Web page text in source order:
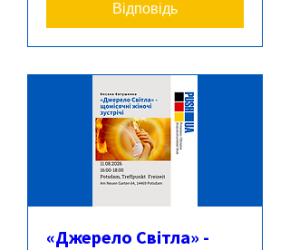
Відповідь
«Джерело Світла» -